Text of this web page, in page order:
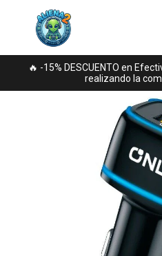
🔥 -15% DESCUENTO en
realizando la